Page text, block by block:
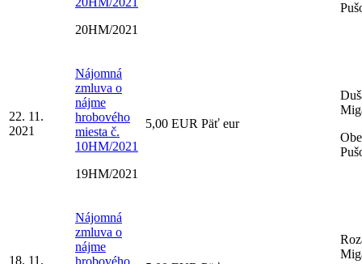
20HM/2021
22. 11.
2021
Nájomná
zmluva o
nájme
hrobového
miesta č.
10HM/2021
19HM/2021
5,00 EUR Päť eur
18. 11.
Nájomná
zmluva o
nájme
hrobového